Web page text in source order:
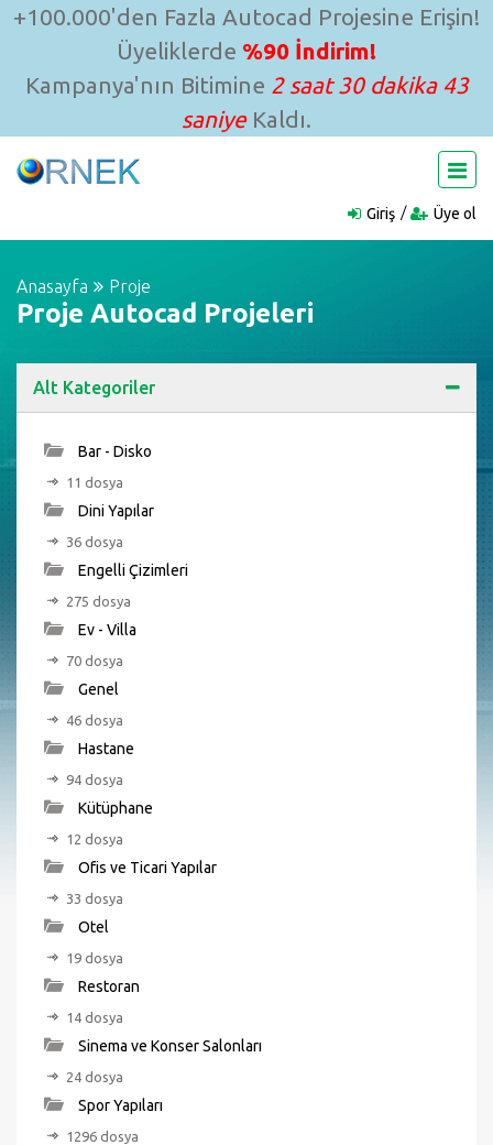
+100.000'den Fazla Autocad Projesine Erişin!
Üyeliklerde %90 İndirim!
Kampanya'nın Bitimine 2 saat 30 dakika 42
saniyeKaldı.
Giriş Üye ol
Anasayfa Proje
Proje Autocad Projeleri
Alt Kategoriler
Bar - Disko
11 dosya
Dini Yapılar
36 dosya
Engelli Çizimleri
275 dosya
Ev - Villa
70 dosya
Genel
46 dosya
Hastane
94 dosya
Kütüphane
12 dosya
Ofis ve Ticari Yapılar
33 dosya
Otel
19 dosya
Restoran
14 dosya
Sinema ve Konser Salonları
24 dosya
Spor Yapıları
1296 dosya